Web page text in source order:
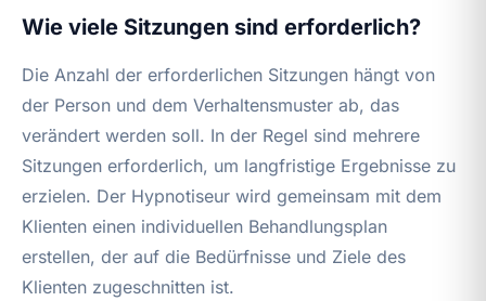
Wie viele Sitzungen sind erforderlich?
Die Anzahl der erforderlichen Sitzungen hängt von
der Person und dem Verhaltensmuster ab, das
verändert werden soll. In der Regel sind mehrere
Sitzungen erforderlich, um langfristige Ergebnisse zu
erzielen. Der Hypnotiseur wird gemeinsam mit dem
Klienten einen individuellen Behandlungsplan
erstellen, der auf die Bedürfnisse und Ziele des
Klienten zugeschnitten ist.